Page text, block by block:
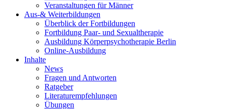
Veranstaltungen für Männer
Aus-& Weiterbildungen
Überblick der Fortbildungen
Fortbildung Paar- und Sexualtherapie
Ausbildung Körperpsychotherapie Berlin
Online-Ausbildung
Inhalte
News
Fragen und Antworten
Ratgeber
Literaturempfehlungen
Übungen